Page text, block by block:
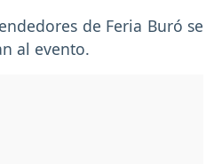
de Feria Buró se
al evento.